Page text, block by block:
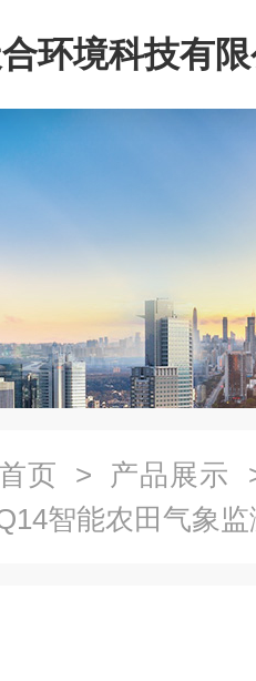
环境科技有
页 > 产品展示
智能农田气象监